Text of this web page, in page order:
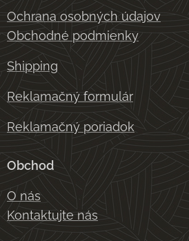
Ochrana osobných údajov
Obchodné podmienky
Shipping
Reklamačný formulár
Reklamačný poriadok
Obchod
O nás
Kontaktujte nás